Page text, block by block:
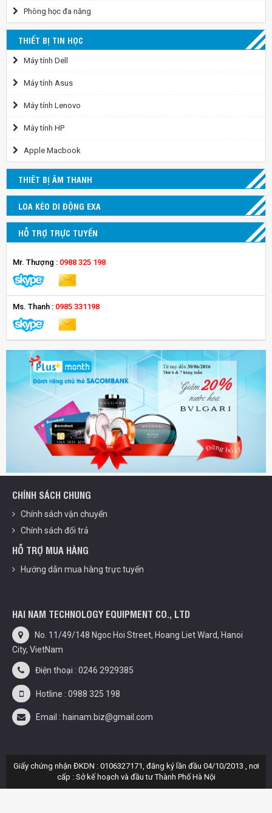
Phòng học đa năng
THIẾT BỊ TIN HỌC
Máy tính Dell
Máy tính Asus
Máy tính Lenovo
Máy tính HP
Apple Macbook
THIÊT BỊ ÂM THANH
LOA KÉO DI ĐỘNG EXA
HỖ TRỢ TRỰC TUYẾN
Mr. Thượng : 0988 325 198
Ms. Thanh : 0985 331198
CHÍNH SÁCH CHUNG
Chính sách vận chuyển
Chính sách đổi trả
HỖ TRỢ MUA HÀNG
Hướng dẫn mua hàng trực tuyến
HAI NAM TECHNOLOGY EQUIPMENT CO., LTD
No. 11/49/148 Ngoc Hoi Street, Hoang Liet Ward, Hanoi
City, VietNam
Điện thoại : 0246 2929385
Hotline : 0988 325 198
Email : hainam.biz@gmail.com
Giấy chứng nhận ĐKDN : 0106327171, đăng ký lần đầu 04/10/2013 , nơi
cấp : Sở kế hoạch và đầu tư Thành Phố Hà Nội